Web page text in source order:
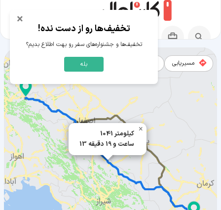
1041 کیلومتر
13 ساعت و 19 دقیقه
×
مسیریابی
مسیر دورود به بافت
× تخفیف‌ها رو از دست نده!
تخفیف‌ها و جشنواره‌های سفر رو بهت اطلاع بدیم؟
بله